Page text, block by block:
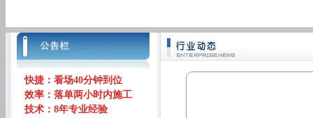
快捷：看场40分钟到位
效率：落单两小时内施工
技术：8年专业经验